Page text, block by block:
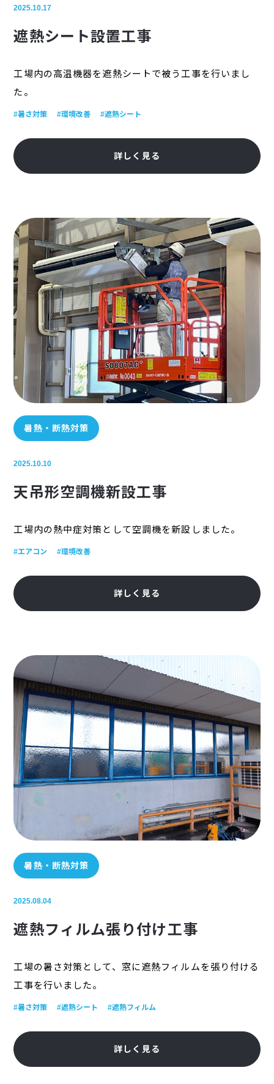
2025.10.17
遮熱シート設置工事
工場内の高温機器を遮熱シートで被う工事を行いまし
た。
#暑さ対策 #環境改善 #遮熱シート
詳しく見る
暑熱・断熱対策
2025.10.10
天吊形空調機新設工事
工場内の熱中症対策として空調機を新設しました。
#エアコン #環境改善
詳しく見る
暑熱・断熱対策
2025.08.04
遮熱フィルム張り付け工事
工場の暑さ対策として、窓に遮熱フィルムを張り付ける
工事を行いました。
#暑さ対策 #遮熱シート #遮熱フィルム
詳しく見る